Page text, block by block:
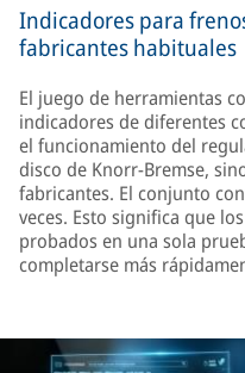
marcas. Tenga en cuenta
fabricante del vehículo y
Indicadores para
fabricantes habituales
El juego de herramientas
indicadores de diferentes
el funcionamiento del
disco de Knorr-Bremse,
fabricantes. El conjunto
veces. Esto significa que
probados en una sola
completarse más